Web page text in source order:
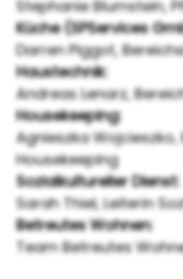
Stephanie Blumstein,
Küche (SPServices
Darren Piggot,
Haustechnik:
Andreas Lenarz,
Housekeeping:
Agnieszka
Housekeeping
Sozialkultureller Dienst:
Sarah Thiel, Leiterin
Betreutes Wohnen:
Team Betreutes